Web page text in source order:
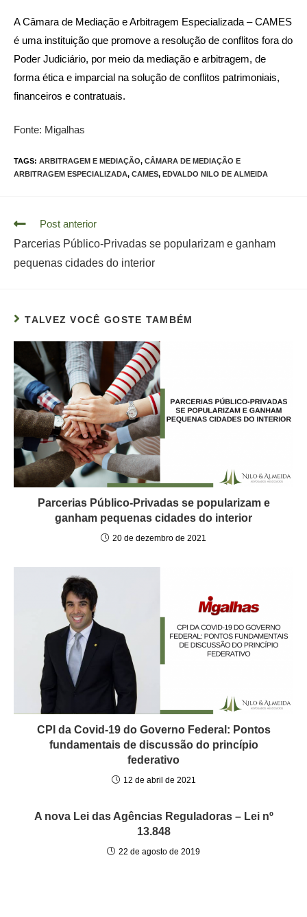
A Câmara de Mediação e Arbitragem Especializada – CAMES
é uma instituição que promove a resolução de conflitos fora do
Poder Judiciário, por meio da mediação e arbitragem, de
forma ética e imparcial na solução de conflitos patrimoniais,
financeiros e contratuais.
Fonte: Migalhas
TAGS: ARBITRAGEM E MEDIAÇÃO, CÂMARA DE MEDIAÇÃO E
ARBITRAGEM ESPECIALIZADA, CAMES, EDVALDO NILO DE ALMEIDA
Read
articles
Post anterior
Parcerias Público-Privadas se popularizam e ganham
pequenas cidades do interior
TALVEZ VOCÊ GOSTE TAMBÉM
Parcerias Público-Privadas se popularizam e
ganham pequenas cidades do interior
20 de dezembro de 2021
CPI da Covid-19 do Governo Federal: Pontos
fundamentais de discussão do princípio
federativo
12 de abril de 2021
A nova Lei das Agências Reguladoras – Lei nº
13.848
22 de agosto de 2019